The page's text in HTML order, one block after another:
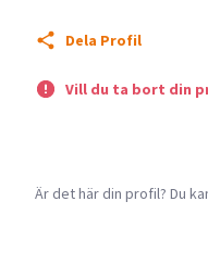
Dela Profil
Vill du ta bort din
Är det här din profil? Du